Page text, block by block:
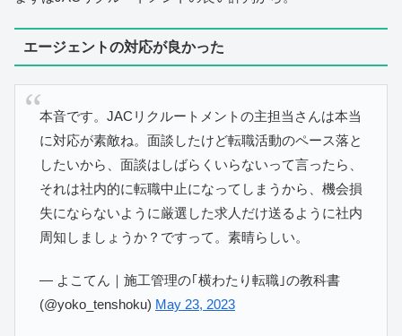
エージェントの対応が良かった
本音です。JACリクルートメントの主担当さんは本当
に対応が素敵ね。面談したけど転職活動のペース落と
したいから、面談はしばらくいらないって言ったら、
それは社内的に転職中止になってしまうから、機会損
失にならないように厳選した求人だけ送るように社内
周知しましょうか？ですって。素晴らしい。
— よこてん｜施工管理の｢横わたり転職｣の教科書
(@yoko_tenshoku) May 23, 2023